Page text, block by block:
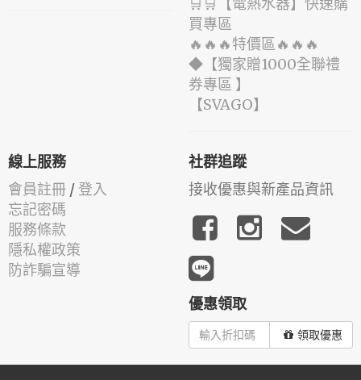
買專區
🔥🔥🔥特價區🔥🔥🔥
◆【獨家贈1000全聯禮
券專區 】
️【SVAGO】️
線上服務
會員註冊 / 登入
忘記密碼
服務條款
隱私權政策
防詐騙宣導
社群追蹤
接收優惠與新產品資訊
優惠領取
領取優惠